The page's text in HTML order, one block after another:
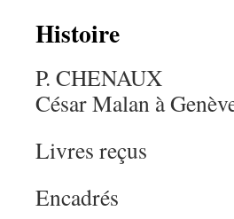
Histoire
P. CHENAUX
César Malan à
Livres reçus
Encadrés